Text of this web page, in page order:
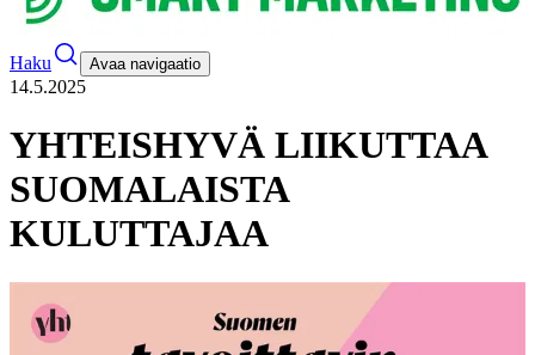
Haku Avaa navigaatio
14.5.2025
YHTEISHYVÄ LIIKUTTAA
SUOMALAISTA
KULUTTAJAA